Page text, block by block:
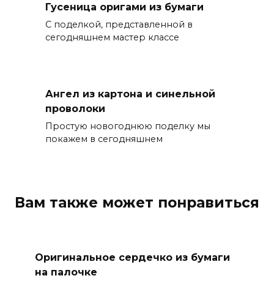
Гусеница оригами из бумаги
С поделкой, представленной в
сегодняшнем мастер классе
Ангел из картона и синельной
проволоки
Простую новогоднюю поделку мы
покажем в сегодняшнем
Вам также может понравиться
Оригинальное сердечко из бумаги
на палочке